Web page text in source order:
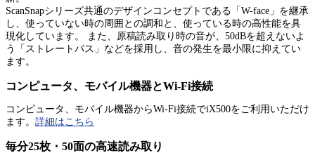
ScanSnapシリーズ共通のデザインコンセプトである「W-face」を継承
し、使っていない時の周囲との調和と、使っている時の高性能を具
現化しています。 また、原稿読み取り時の音が、50dBを超えないよ
う「ストレートパス」などを採用し、音の発生を最小限に抑えてい
ます。
コンピュータ、モバイル機器とWi-Fi接続
コンピュータ、モバイル機器からWi-Fi接続でiX500をご利用いただけ
ます。 詳細はこちら
毎分25枚・50面の高速読み取り